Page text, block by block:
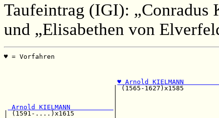
Taufeintrag (IGI):
und „Elisabethen von
♥ =
♥ Arnold KIELMANN
| (1565-
Arnold KIELMANN
| (1591-....)x1615          |